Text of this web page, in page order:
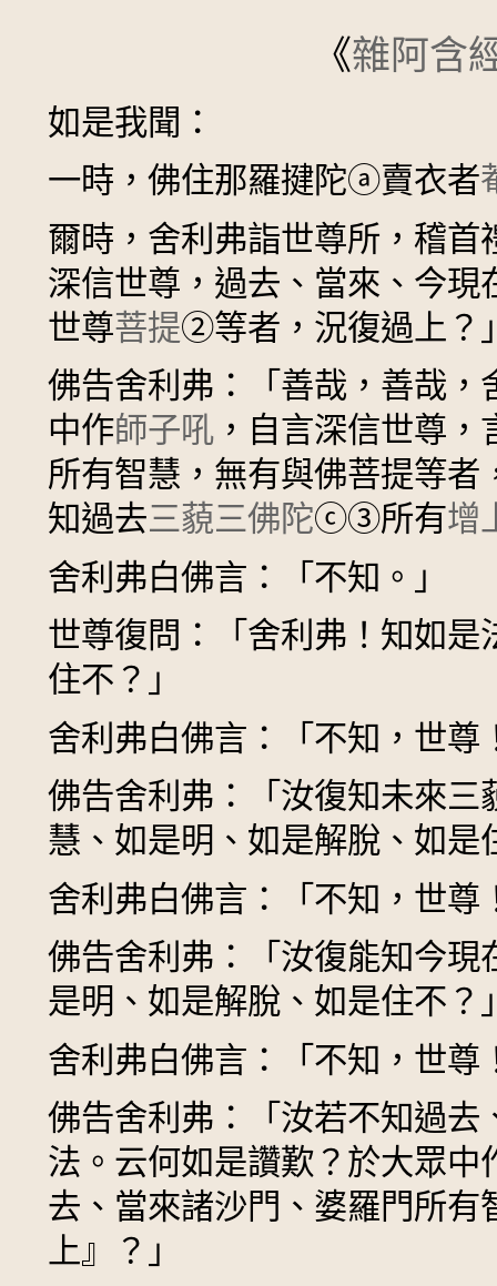
《雜阿含
如是我聞：
一時，佛住那羅揵陀ⓐ賣衣者
爾時，舍利弗詣世尊所，稽
深信世尊，過去、當來、今
世尊菩提②等者，況復過上？
佛告舍利弗：「善哉，善哉
中作師子吼，自言深信世尊，
所有智慧，無有與佛菩提等
知過去三藐三佛陀ⓒ③所有增
舍利弗白佛言：「不知。」
世尊復問：「舍利弗！知如
住不？」
舍利弗白佛言：「不知，世尊
佛告舍利弗：「汝復知未來
慧、如是明、如是解脫、如是
舍利弗白佛言：「不知，世尊
佛告舍利弗：「汝復能知今
是明、如是解脫、如是住不？
舍利弗白佛言：「不知，世尊
佛告舍利弗：「汝若不知過
法。云何如是讚歎？於大眾
去、當來諸沙門、婆羅門所
上』？」